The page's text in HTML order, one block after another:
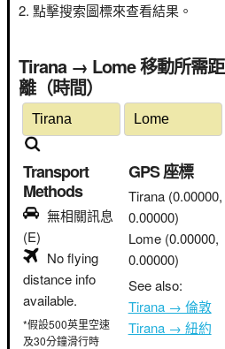
點擊搜索圖標來查看結果。
Tirana → Lome 移動所需距
離（時間）
Transport
Methods
無相關訊息
(E)
No flying
distance info
available.
*假設500英里空速
及30分鐘滑行時
GPS 座標
Tirana (0.00000,
0.00000)
Lome (0.00000,
0.00000)
See also:
Tirana → 倫敦
Tirana → 紐約